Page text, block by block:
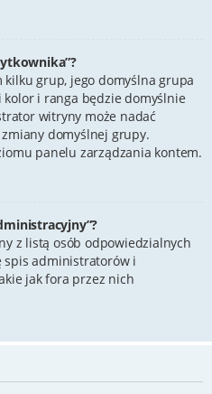
kilku grup, jego domyślna grupa
i ranga będzie domyślnie
witryny może nadać
domyślnej grupy.
panelu zarządzania kontem.
z listą osób odpowiedzialnych
spis administratorów i
jak fora przez nich